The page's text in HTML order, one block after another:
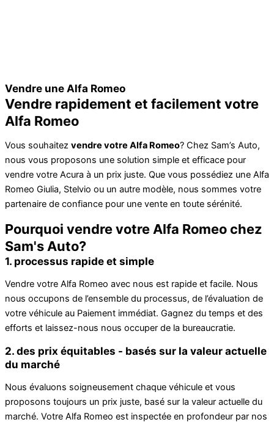
Vendre une Alfa Romeo
Vendre rapidement et facilement votre
Alfa Romeo
Vous souhaitez vendre votre Alfa Romeo? Chez Sam’s Auto,
nous vous proposons une solution simple et efficace pour
vendre votre Acura à un prix juste. Que vous possédiez une Alfa
Romeo Giulia, Stelvio ou un autre modèle, nous sommes votre
partenaire de confiance pour une vente en toute sérénité.
Pourquoi vendre votre Alfa Romeo chez
Sam's Auto?
1. processus rapide et simple
Vendre votre Alfa Romeo avec nous est rapide et facile. Nous
nous occupons de l’ensemble du processus, de l’évaluation de
votre véhicule au Paiement immédiat. Gagnez du temps et des
efforts et laissez-nous nous occuper de la bureaucratie.
2. des prix équitables - basés sur la valeur actuelle
du marché
Nous évaluons soigneusement chaque véhicule et vous
proposons toujours un prix juste, basé sur la valeur actuelle du
marché. Votre Alfa Romeo est inspectée en profondeur par nos